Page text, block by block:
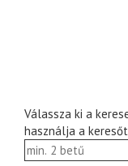
Válassza ki a
használja a